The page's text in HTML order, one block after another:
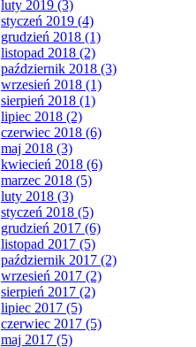
luty 2019 (3)
styczeń 2019 (4)
grudzień 2018 (1)
listopad 2018 (2)
październik 2018 (3)
wrzesień 2018 (1)
sierpień 2018 (1)
lipiec 2018 (2)
czerwiec 2018 (6)
maj 2018 (3)
kwiecień 2018 (6)
marzec 2018 (5)
luty 2018 (3)
styczeń 2018 (5)
grudzień 2017 (6)
listopad 2017 (5)
październik 2017 (2)
wrzesień 2017 (2)
sierpień 2017 (2)
lipiec 2017 (5)
czerwiec 2017 (5)
maj 2017 (5)